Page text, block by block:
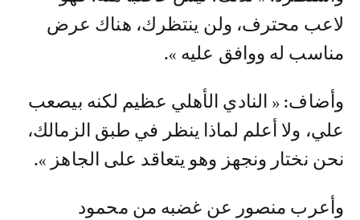
لاعب محترف، ولن ينتظرك، هناك عرض
مناسب له ووافق عليه ».
وأضاف: « النادي الأهلي عظيم لكنه بيصعب
علي، ولا أعلم لماذا ينظر في طبق الزمالك،
نحن نختار ونجهز وهو يتعاقد على الجاهز ».
وأعرب منصور عن غضبه من محمود